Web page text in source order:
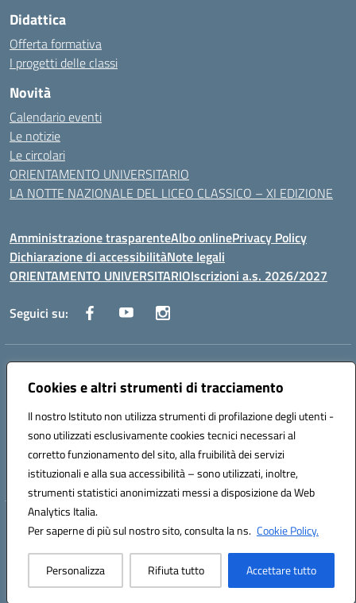
Cookies e altri strumenti di tracciamento
Il nostro Istituto non utilizza strumenti di profilazione degli utenti -
sono utilizzati esclusivamente cookies tecnici necessari al
corretto funzionamento del sito, alla fruibilità dei servizi
istituzionali e alla sua accessibilità – sono utilizzati, inoltre,
strumenti statistici anonimizzati messi a disposizione da Web
Analytics Italia.
Per saperne di più sul nostro sito, consulta la ns. Cookie Policy.
Personalizza Rifiuta tutto Accettare tutto
Didattica
Offerta formativa
I progetti delle classi
Novità
Calendario eventi
Le notizie
Le circolari
ORIENTAMENTO UNIVERSITARIO
LA NOTTE NAZIONALE DEL LICEO CLASSICO – XI EDIZIONE
Amministrazione trasparenteAlbo onlinePrivacy Policy
Dichiarazione di accessibilitàNote legali
ORIENTAMENTO UNIVERSITARIOIscrizioni a.s. 2026/2027
Seguici su:
Indirizzo:
Centralino:0882 331218 Email:fgps210002@istruzione.it
Codice fiscale: 93071630714
Codice meccanografico:
FGPS210002
Codice unico di fatturazione (CUF): UF7W9K
Hosting & Powered by 3D Solution S.r.l.
Concept & Design by Designers Italia